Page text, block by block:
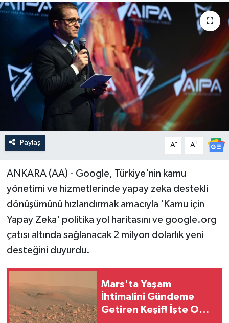
Paylaş A- A+
ANKARA (AA) - Google, Türkiye'nin kamu
yönetimi ve hizmetlerinde yapay zeka destekli
dönüşümünü hızlandırmak amacıyla 'Kamu için
Yapay Zeka' politika yol haritasını ve google.org
çatısı altında sağlanacak 2 milyon dolarlık yeni
desteğini duyurdu.
Mars'ta Yaşam
İhtimalini Gündeme
Getiren Keşif! İşte O